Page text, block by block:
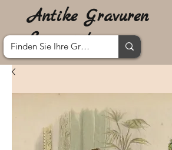
Antike Gravuren
Lanzarote